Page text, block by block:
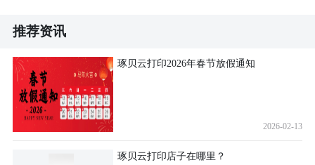
推荐资讯
琢贝云打印2026年春节放假通知
2026-02-13
琢贝云打印店子在哪里？